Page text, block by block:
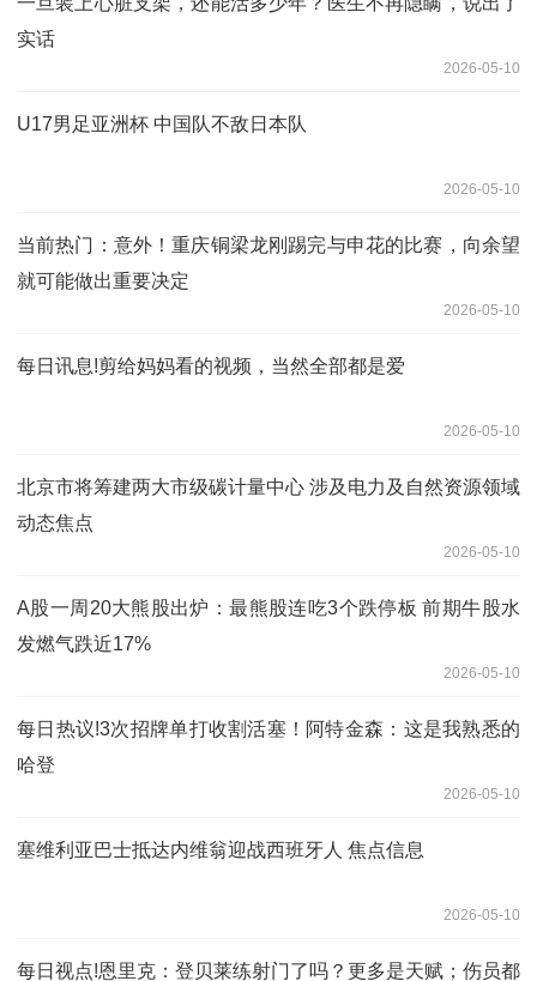
实话
2026-05-10
U17男足亚洲杯 中国队不敌日本队
2026-05-10
当前热门：意外！重庆铜梁龙刚踢完与申花的比赛，向余望
就可能做出重要决定
2026-05-10
每日讯息!剪给妈妈看的视频，当然全部都是爱
2026-05-10
北京市将筹建两大市级碳计量中心 涉及电力及自然资源领域
动态焦点
2026-05-10
A股一周20大熊股出炉：最熊股连吃3个跌停板 前期牛股水
发燃气跌近17%
2026-05-10
每日热议!3次招牌单打收割活塞！阿特金森：这是我熟悉的
哈登
2026-05-10
塞维利亚巴士抵达内维翁迎战西班牙人 焦点信息
2026-05-10
每日视点!恩里克：登贝莱练射门了吗？更多是天赋；伤员都